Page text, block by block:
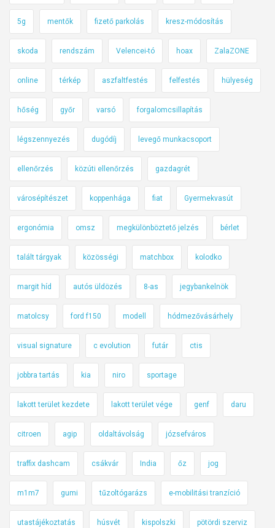
5g mentők fizető parkolás kresz-módosítás
skoda rendszám Velencei-tó hoax ZalaZONE
online térkép aszfaltfestés felfestés hülyeség
hőség győr varsó forgalomcsillapítás
légszennyezés dugódíj levegő munkacsoport
ellenőrzés közúti ellenőrzés gazdagrét
városépítészet koppenhága fiat Gyermekvasút
ergonómia omsz megkülönböztető jelzés bérlet
talált tárgyak közösségi matchbox kolodko
margit híd autós üldözés 8-as jegybankelnök
matolcsy ford f150 modell hódmezővásárhely
visual signature c evolution futár ctis
jobbra tartás kia niro sportage
lakott terület kezdete lakott terület vége genf daru
citroen agip oldaltávolság józsefváros
traffix dashcam csákvár India őz jog
m1m7 gumi tűzoltógarázs e-mobilitási tranzíció
utastájékoztatás húsvét kispolszki pötördi szerviz